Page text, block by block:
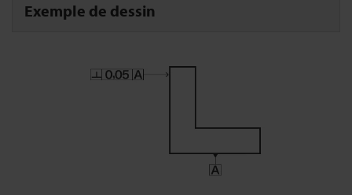
Exemple de dessin